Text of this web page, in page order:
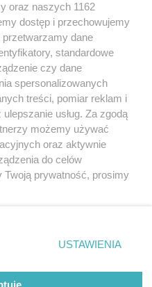
0
korzystania z portali
Skontakuj sięz nami
Kontakt
Wydawca
Redakcja
oraz naszych 1162
dostęp i przechowujemy
dane
standardowe
czy dane
spersonalizowanych
treści, pomiar reklam i
usług. Za zgodą
możemy używać
oraz aktywnie
do celów
Twoją prywatność, prosimy
dolnym rogu strony
danych nie wymagają
sprzeciwić się
będą miały
USTAWIENIA